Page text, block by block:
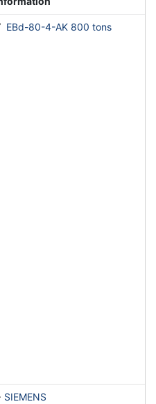
EBd-80-4-AK 800 tons
SIEMENS